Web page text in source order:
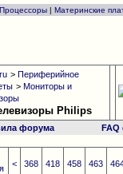
Процессоры | Материнские
> Периферийное
> Мониторы и
Philips
форума
< 368 418 458 463